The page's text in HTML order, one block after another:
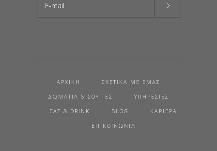
ΑΡΧΙΚΉ
ΣΧΕΤΙΚΆ ΜΕ ΕΜΆΣ
ΔΩΜΆΤΙΑ & ΣΟΥΊΤΕΣ
ΥΠΗΡΕΣΊΕΣ
EAT & DRINK
BLOG
ΚΑΡΙΈΡΑ
ΕΠΙΚΟΙΝΩΝΊΑ